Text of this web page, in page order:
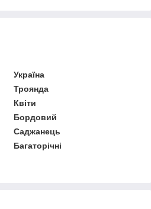
Україна
Троянда
Квіти
Бордовий
Саджанець
Багаторічні